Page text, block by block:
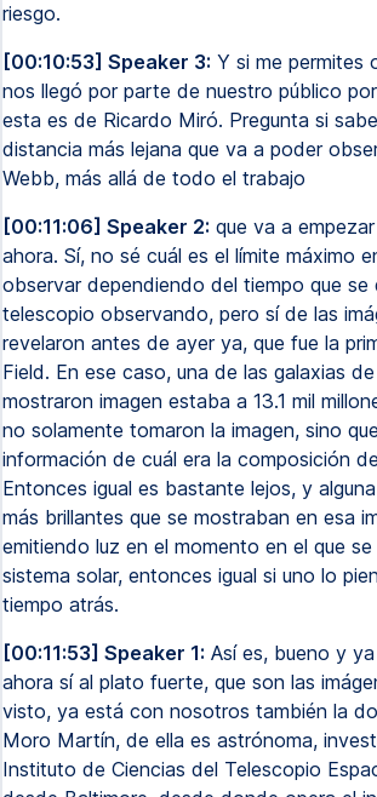
riesgo.
[00:10:53] Speaker 3: Y si me permites
nos llegó por parte de nuestro público
esta es de Ricardo Miró. Pregunta si
distancia más lejana que va a poder
Webb, más allá de todo el trabajo
[00:11:06] Speaker 2: que va a
ahora. Sí, no sé cuál es el límite máximo
observar dependiendo del tiempo que se
telescopio observando, pero sí de las
revelaron antes de ayer ya, que fue la
Field. En ese caso, una de las galaxias
mostraron imagen estaba a 13.1 mil
no solamente tomaron la imagen, sino
información de cuál era la composición
Entonces igual es bastante lejos, y
más brillantes que se mostraban en esa
emitiendo luz en el momento en el que
sistema solar, entonces igual si uno lo
tiempo atrás.
[00:11:53] Speaker 1: Así es, bueno y
ahora sí al plato fuerte, que son las
visto, ya está con nosotros también la
Moro Martín, de ella es astrónoma,
Instituto de Ciencias del Telescopio